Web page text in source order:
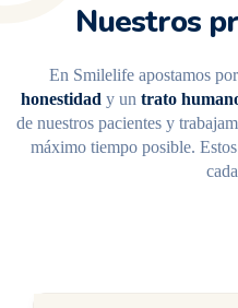
Nuestros
En Smilelife apostamos
honestidad y un trato
de nuestros pacientes y
máximo tiempo posible.